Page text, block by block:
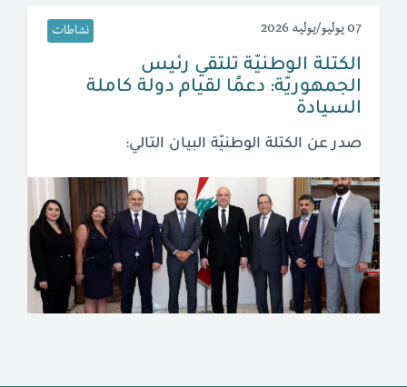
07 يوليو/يوليه 2026 نشاطات
الكتلة الوطنيّة تلتقي رئيس
الجمهوريّة: دعمًا لقيام دولة كاملة
السيادة
صدر عن الكتلة الوطنيّة البيان التالي: